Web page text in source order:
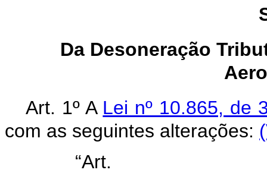
Da Desoneração
Art. 1º A Lei nº 10.865, de
com as seguintes alterações: